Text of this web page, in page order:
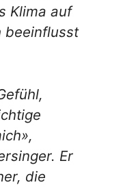
Klima auf
beeinflusst
Er
die